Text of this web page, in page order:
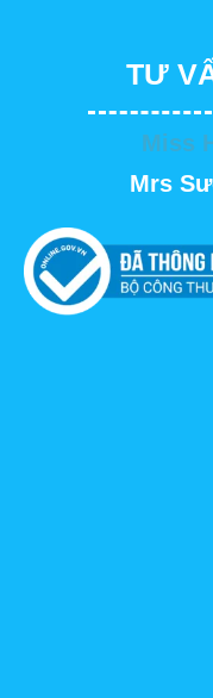
TƯ
Miss
Mrs